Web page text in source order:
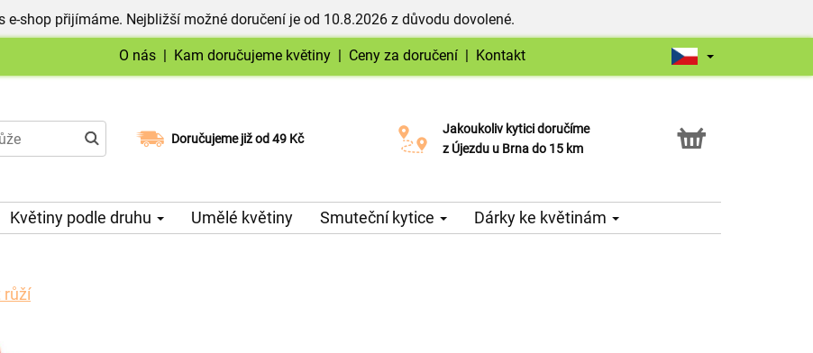
e-shop přijímáme. Nejbližší možné doručení je od 10.8.2026 z důvodu dovolené.
O nás | Kam doručujeme květiny | Ceny za doručení | Kontakt
Doručujeme již od 49 Kč
Možný výběr času a dne doručení
Jakoukoliv kytici doručíme
z Újezdu u Brna do 15 km
Možnost vyzvednout v naší květince
Květiny podle druhu Umělé květiny Smuteční kytice Dárky ke květinám
růží